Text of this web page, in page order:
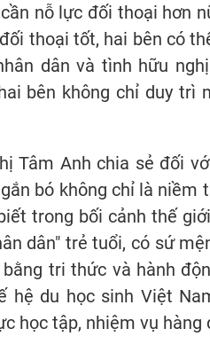
nỗ lực đối thoại hơn
thoại tốt, hai bên có
dân và tình hữu
bên không chỉ duy trì
Tâm Anh chia sẻ đối
bó không chỉ là
trong bối cảnh thế
dân" trẻ tuổi, có sứ
tri thức và hành
hệ du học sinh Việt
học tập, nhiệm vụ